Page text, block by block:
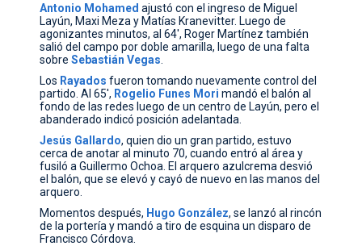
Antonio Mohamed ajustó con el ingreso de Miguel
Layún, Maxi Meza y Matías Kranevitter. Luego de
agonizantes minutos, al 64', Roger Martínez también
salió del campo por doble amarilla, luego de una falta
sobreSebastián Vegas
Los Rayados fueron tomando nuevamente control del
partido. Al 65', Rogelio Funes Mori mandó el balón al
fondo de las redes luego de un centro de Layún, pero el
abanderado indicó posición adelantada.
Jesús Gallardo, quien dio un gran partido, estuvo
cerca de anotar al minuto 70, cuando entró al área y
fusiló a Guillermo Ochoa. El arquero azulcrema desvió
el balón, que se elevó y cayó de nuevo en las manos del
arquero.
Momentos después, Hugo González, se lanzó al rincón
de la portería y mandó a tiro de esquina un disparo de
Francisco Córdova.